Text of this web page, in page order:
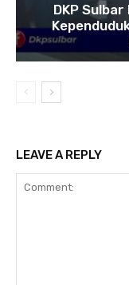
DKP
LEAVE A REPLY